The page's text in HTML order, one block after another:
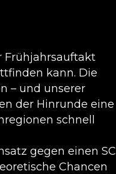
Frühjahrsauftakt
kann. Die
– und unserer
der Hinrunde eine
schnell
gegen einen SC
Chancen